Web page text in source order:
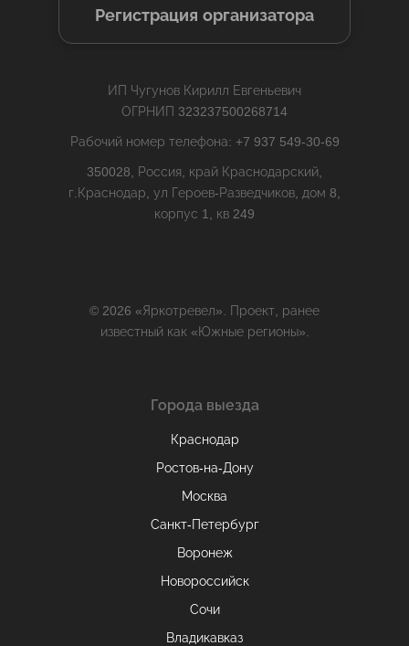
Регистрация организатора
ИП Чугунов Кирилл Евгеньевич
ОГРНИП 323237500268714
Рабочий номер телефона: +7 937 549-30-69
350028, Россия, край Краснодарский,
г.Краснодар, ул Героев-Разведчиков, дом 8,
корпус 1, кв 249
© 2026 «Яркотревел». Проект, ранее
известный как «Южные регионы».
Города выезда
Краснодар
Ростов-на-Дону
Москва
Санкт-Петербург
Воронеж
Новороссийск
Сочи
Владикавказ